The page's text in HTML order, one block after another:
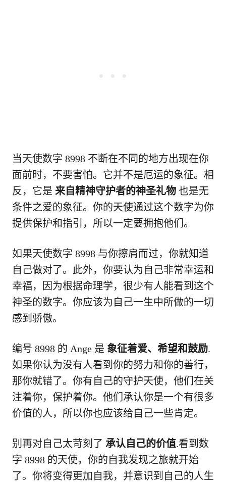
当天使数字 8998 不断在不同的地方出现在你
面前时，不要害怕。它并不是厄运的象征。相
反，它是 来自精神守护者的神圣礼物 也是无
条件之爱的象征。你的天使通过这个数字为你
提供保护和指引，所以一定要拥抱他们。
如果天使数字 8998 与你擦肩而过，你就知道
自己做对了。此外，你要认为自己非常幸运和
幸福，因为根据命理学，很少有人能看到这个
神圣的数字。你应该为自己一生中所做的一切
感到骄傲。
编号 8998 的 Ange 是 象征着爱、希望和鼓励.
如果你认为没有人看到你的努力和你的善行，
那你就错了。你有自己的守护天使，他们在关
注着你，保护着你。他们承认你是一个有很多
价值的人，所以你也应该给自己一些肯定。
别再对自己太苛刻了 承认自己的价值.看到数
字 8998 的天使，你的自我发现之旅就开始
了。你将变得更加自我，并意识到自己的人生